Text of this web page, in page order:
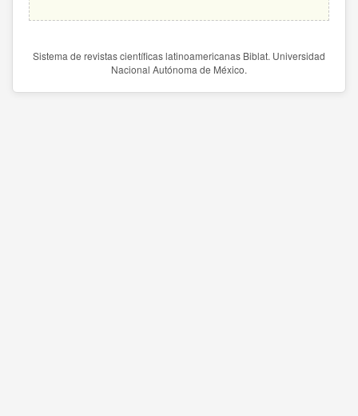
Sistema de revistas científicas latinoamericanas Biblat. Universidad
Nacional Autónoma de México.